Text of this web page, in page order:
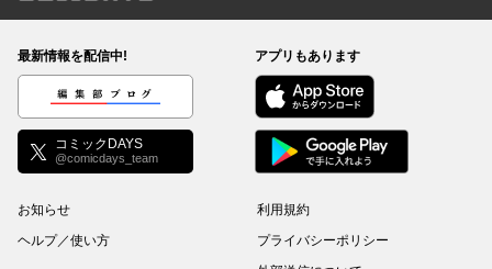
最新情報を配信中!
編集部ブログ
コミックDAYS
@comicdays_team
アプリもあります
お知らせ
ヘルプ／使い方
利用規約
プライバシーポリシー